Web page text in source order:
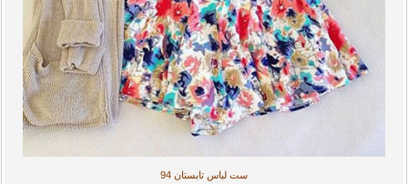
ست لباس تابستان 94